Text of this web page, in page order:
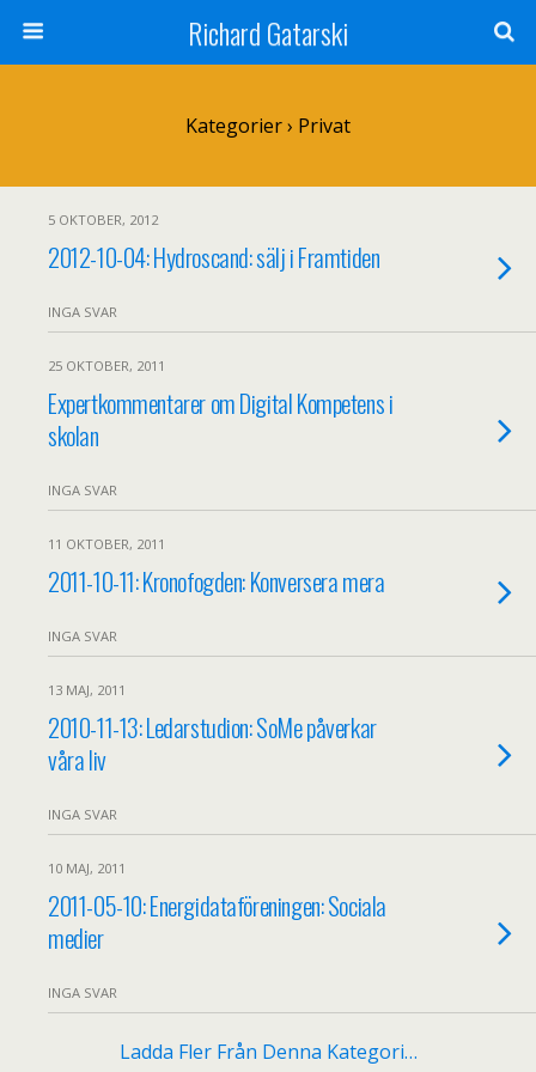
Richard Gatarski
Kategorier › Privat
5 OKTOBER, 2012
2012-10-04: Hydroscand: sälj i Framtiden
INGA SVAR
25 OKTOBER, 2011
Expertkommentarer om Digital Kompetens i
skolan
INGA SVAR
11 OKTOBER, 2011
2011-10-11: Kronofogden: Konversera mera
INGA SVAR
13 MAJ, 2011
2010-11-13: Ledarstudion: SoMe påverkar
våra liv
INGA SVAR
10 MAJ, 2011
2011-05-10: Energidataföreningen: Sociala
medier
INGA SVAR
Ladda Fler Från Denna Kategori…